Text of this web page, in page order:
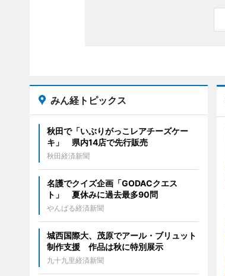
みん経トピックス
秋田で「いぶりがっこレアチーズケー
キ」 県内14店で先行販売
秋田経済新聞
名護でクイズ企画「GODACクエス
ト」 夏休みに過去最多90問
やんばる経済新聞
城西国際大、茂原でアール・ブリュット
制作支援 作品は秋に特別展示
九十九里経済新聞